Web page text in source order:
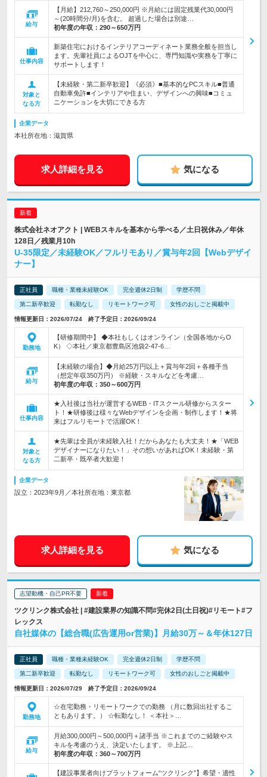
給与
【月給】212,760～250,000円 ※月給には固定残業代30,000円
～(20時間分/月)を含む。 超過した場合は別途…
初年度の年収： 290～650万円
仕事内容
新築住宅におけるインテリアコーディネート業務全般を担当し
ます。先輩社員によるOJTを中心に、専門知識や実務を丁寧に
サポートします！
対象と
なる方
【未経験・第二新卒歓迎】《必須》■基本的なPCスキル■普通
自動車免許■インテリアや住まい、デザインへの興味■コミュ
ニケーションを大切にできる方
企業データ
本社所在地：滋賀県
求人詳細を見る 気になる
株式会社ネオアクト | WEBスキルを基本から学べる／土日祝休み／年休
128日／残業月10h
U-35限定／未経験OK／フルリモあり／賞与年2回【Webデザイ
ナー】
正社員 職種・業種未経験OK 完全週休2日制 学歴不問
第二新卒歓迎 転勤なし リモートワーク可 女性のおしごと掲載中
情報更新日：2026/07/24 終了予定日：2026/09/24
勤務地
【研修期間中】 ◆本社もしくはオンライン（全国各地からO
K） ◇本社／東京都豊島区池袋2-47-6…
給与
【未経験の場合】◆月給25万円以上＋賞与年2回＋各種手当
（想定年収350万円） ※経験・スキルなどを考慮…
初年度の年収： 350～600万円
仕事内容
★入社後は当社が運営するWEB・ITスクール研修からスター
ト！★研修後は様々なWebデザインを企画・制作します！★将
来はフルリモートで活躍OK！
対象と
なる方
★先輩は全員が未経験入社！だからあなたも大丈夫！★「WEB
デザイナーになりたい！」その想いがあればOK！未経験・第
二新卒・既卒者大歓迎！
企業データ
設立：2023年9月／本社所在地：東京都
求人詳細を見る 気になる
志望動機・自己PR不要
ツクリンク株式会社 | #建設業界の知識不問#完休2日(土日祝)#リモート#フ
レックス
自社媒体の【総合職(広告運用or営業)】月給30万～＆年休127日
正社員 職種・業種未経験OK 完全週休2日制 学歴不問
第二新卒歓迎 転勤なし リモートワーク可 女性のおしごと掲載中
情報更新日：2026/07/29 終了予定日：2026/09/24
勤務地
☆在宅勤務・リモートワークでの勤務 （月に数回出社するこ
ともあります。） ☆転勤なし！ ＜本社＞…
給与
月給300,000円～500,000円＋諸手当 ※これまでのご経験やス
キルを考慮のうえ、決定いたします。 ※上記…
初年度の年収： 360～700万円
【建設事業者向けプラットフォーム“ツクリンク”】希望・適性